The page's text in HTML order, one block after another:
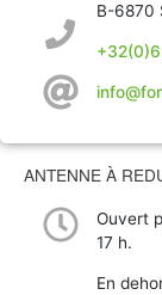
B-6870
ANTENNE À
Ouvert
17 h.
En